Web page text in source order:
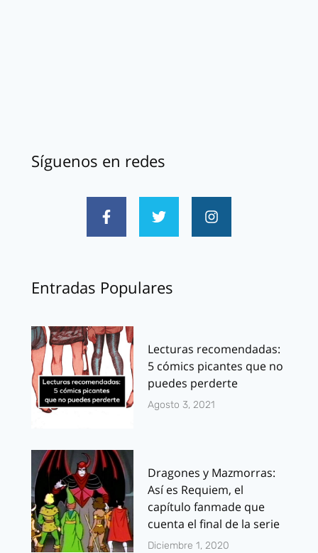
Síguenos en redes
Entradas Populares
Lecturas recomendadas:
5 cómics picantes que no
puedes perderte
Agosto 3, 2021
Dragones y Mazmorras:
Así es Requiem, el
capítulo fanmade que
cuenta el final de la serie
Diciembre 1, 2020